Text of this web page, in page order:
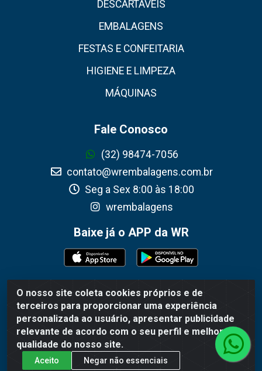
O nosso site coleta cookies próprios e de
terceiros para proporcionar uma experiência
personalizada ao usuário, apresentar publicidade
relevante de acordo com o seu perfil e melhorar a
qualidade do nosso site.
Aceito Negar não essenciais
DESCARTÁVEIS
EMBALAGENS
FESTAS E CONFEITARIA
HIGIENE E LIMPEZA
MÁQUINAS
Fale Conosco
(32) 98474-7056
contato@wrembalagens.com.br
Seg a Sex 8:00 às 18:00
wrembalagens
Baixe já o APP da WR
WR Embalagens - R. Cel. Teodoro Gomes de Araújo, 1360 -
Grogotó - Barbacena / MG - CEP 36202-628 - CNPJ
02.692.206/0001-55